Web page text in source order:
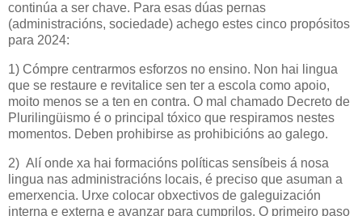
continúa a ser chave. Para esas dúas pernas
(administracións, sociedade) achego estes cinco propósitos
para 2024:
1) Cómpre centrarmos esforzos no ensino. Non hai lingua
que se restaure e revitalice sen ter a escola como apoio,
moito menos se a ten en contra. O mal chamado Decreto de
Plurilingüismo é o principal tóxico que respiramos nestes
momentos. Deben prohibirse as prohibicións ao galego.
2) Alí onde xa hai formacións políticas sensíbeis á nosa
lingua nas administracións locais, é preciso que asuman a
emerxencia. Urxe colocar obxectivos de galeguización
interna e externa e avanzar para cumprilos. O primeiro paso